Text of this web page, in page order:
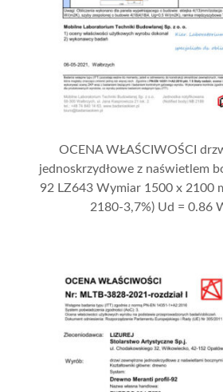
OCENA WŁAŚCIWOŚCI
jednoskrzydłowe z naświetlem
92 LZ643 Wymiar 1500 x 2100
2180-3,7%) Ud = 0.86